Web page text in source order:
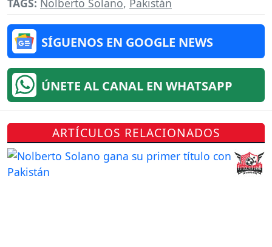
SÍGUENOS EN GOOGLE NEWS
ÚNETE AL CANAL EN WHATSAPP
ARTÍCULOS RELACIONADOS